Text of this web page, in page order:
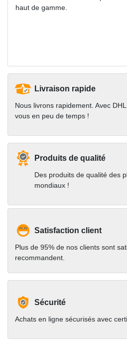
haut de gamme.
Livraison rapide
Nous livrons rapidement. Avec
vous en peu de temps !
Produits de qualité
Des produits de qualité des
mondiaux !
Satisfaction client
Plus de 95% de nos clients sont
recommandent.
Sécurité
Achats en ligne sécurisés avec